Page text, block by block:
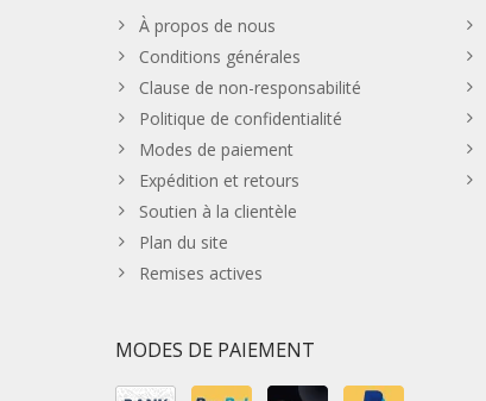
À propos de nous
Conditions générales
Clause de non-responsabilité
Politique de confidentialité
Modes de paiement
Expédition et retours
Soutien à la clientèle
Plan du site
Remises actives
MODES DE PAIEMENT